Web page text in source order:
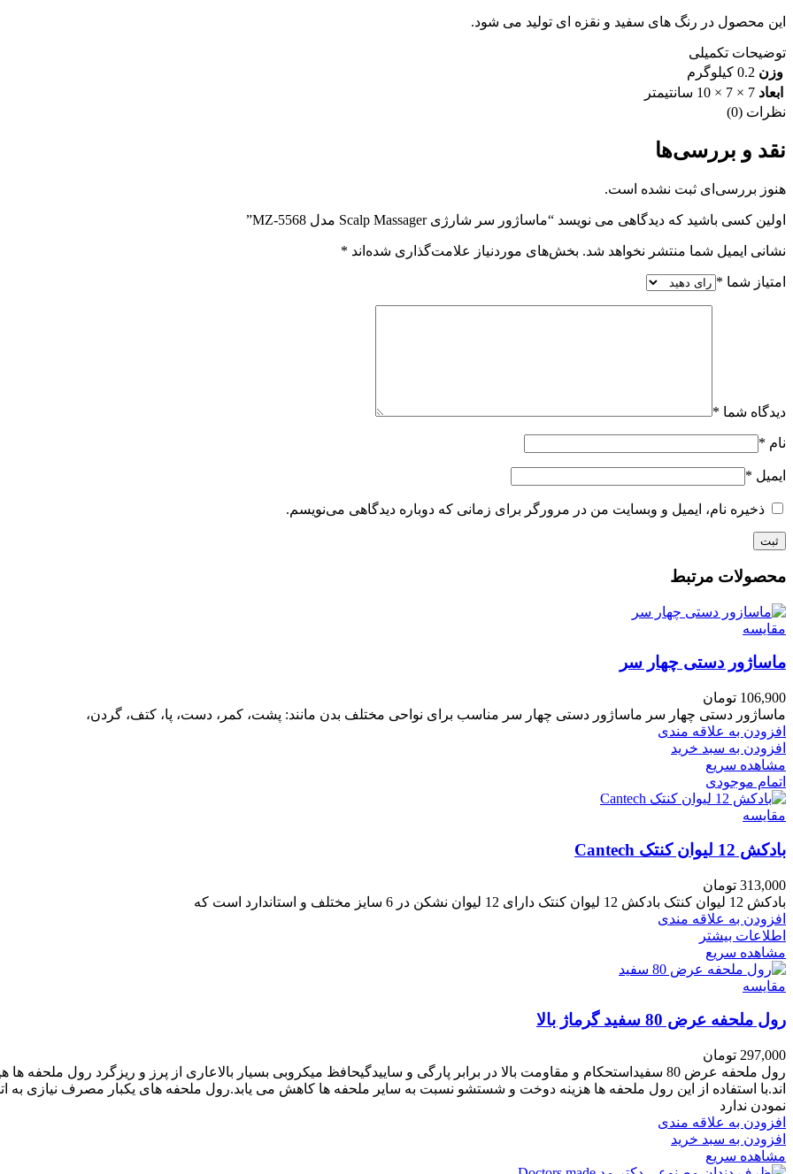
این محصول در رنگ های سفید و نقزه ای تولید می شود.
توضیحات تکمیلی
وزن 0.2 کیلوگرم
ابعاد 7 × 7 × 10 سانتیمتر
نظرات (0)
نقد و بررسی‌ها
هنوز بررسی‌ای ثبت نشده است.
اولین کسی باشید که دیدگاهی می نویسد “ماساژور سر شارژی Scalp Massager مدل MZ-5568”
نشانی ایمیل شما منتشر نخواهد شد. بخش‌های موردنیاز علامت‌گذاری شده‌اند *
امتیاز شما *
دیدگاه شما *
نام *
ایمیل *
ذخیره نام، ایمیل و وبسایت من در مرورگر برای زمانی که دوباره دیدگاهی می‌نویسم.
محصولات مرتبط
مقایسه
ماساژور دستی چهار سر
106,900 تومان
ماساژور دستی چهار سر ماساژور دستی چهار سر مناسب برای نواحی مختلف بدن مانند: پشت، کمر، دست، پا، کتف، گردن،
افزودن به علاقه مندی
افزودن به سبد خرید
مشاهده سریع
اتمام موجودی
مقایسه
بادکش 12 لیوان کنتک Cantech
313,000 تومان
بادکش 12 لیوان کنتک بادکش 12 لیوان کنتک دارای 12 لیوان نشکن در 6 سایز مختلف و استاندارد است که
افزودن به علاقه مندی
اطلاعات بیشتر
مشاهده سریع
مقایسه
رول ملحفه عرض 80 سفید گرماژ بالا
297,000 تومان
رول ملحفه عرض 80 سفیداستحکام و مقاومت بالا در برابر پارگی و ساییدگیحافظ میکروبی بسیار بالاعاری از پرز و ریزگرد
رول ملحفه ها
اند.با استفاده از این رول ملحفه ها هزینه دوخت و شستشو نسبت به سایر ملحفه ها کاهش می یابد.رول ملحفه های یکبار مصرف نیازی
نمودن ندارد
افزودن به علاقه مندی
افزودن به سبد خرید
مشاهده سریع